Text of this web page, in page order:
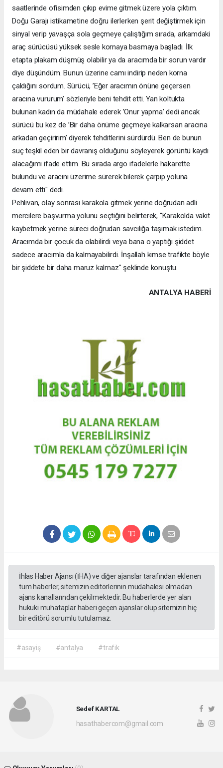
saatlerinde ofisimden çıkıp evime gitmek üzere yola çıktım.
Doğu Garajı istikametine doğru ilerlerken şerit değiştirmek için
sinyal verip yavaşça sola geçmeye çalıştığım sırada, arkamdaki
araç sürücüsü yüksek sesle kornaya basmaya başladı. İlk
etapta plakam düşmüş olabilir ya da aracımda bir sorun vardır
diye düşündüm. Bunun üzerine camı indirip neden korna
çaldığını sordum. Sürücü, ’Eğer aracımın önüne geçersen
aracına vururum’ sözleriyle beni tehdit etti. Yan koltukta
bulunan kadın da müdahale ederek ’Onur yapma’ dedi ancak
sürücü bu kez de ’Bir daha önüme geçmeye kalkarsan aracına
arkadan geçiririm’ diyerek tehditlerini sürdürdü. Ben de bunun
suç teşkil eden bir davranış olduğunu söyleyerek görüntü kaydı
alacağımı ifade ettim. Bu sırada argo ifadelerle hakarette
bulundu ve aracını üzerime sürerek bilerek çarpıp yoluna
devam etti" dedi.
Pehlivan, olay sonrası karakola gitmek yerine doğrudan adli
mercilere başvurma yolunu seçtiğini belirterek, "Karakolda vakit
kaybetmek yerine süreci doğrudan savcılığa taşımak istedim.
Aracımda bir çocuk da olabilirdi veya bana o yaptığı şiddet
sadece aracımla da kalmayabilirdi. İnşallah kimse trafikte böyle
bir şiddete bir daha maruz kalmaz" şeklinde konuştu.
ANTALYA HABERİ
İhlas Haber Ajansı (İHA) ve diğer ajanslar tarafından eklenen
tüm haberler, sitemizin editörlerinin müdahalesi olmadan
ajans kanallarından çekilmektedir. Bu haberlerde yer alan
hukuki muhataplar haberi geçen ajanslar olup sitemizin hiç
bir editörü sorumlu tutulamaz.
#asayiş #antalya #trafik
Sedef KARTAL
hasathabercom@gmail.com